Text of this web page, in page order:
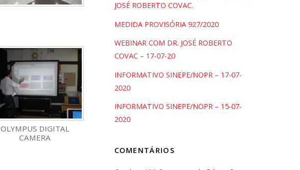
OLYMPUS DIGITAL
CAMERA
JOSÉ ROBERTO COVAC.
MEDIDA PROVISÓRIA 927/2020
WEBINAR COM DR. JOSÉ ROBERTO
COVAC – 17-07-20
INFORMATIVO SINEPE/NOPR – 17-07-
2020
INFORMATIVO SINEPE/NOPR – 15-07-
2020
COMENTÁRIOS